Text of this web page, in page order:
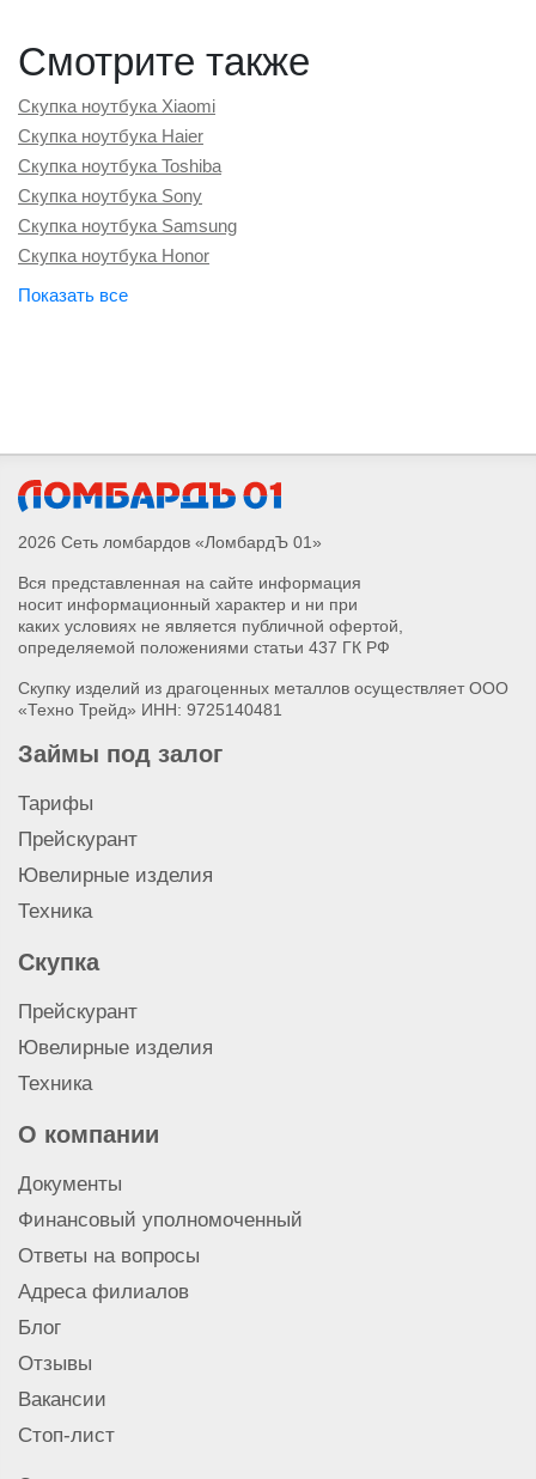
Скупка ноутбука Xiaomi
Скупка ноутбука Haier
Скупка ноутбука Toshiba
Скупка ноутбука Sony
Скупка ноутбука Samsung
Скупка ноутбука Honor
Скупка ноутбука Dell
Скупка ноутбука MSI
Скупка ноутбука Huawei
2026 Сеть ломбардов «ЛомбардЪ 01»
Вся представленная на сайте информация
носит информационный характер и ни при
каких условиях не является публичной офертой,
определяемой положениями статьи 437 ГК РФ
Скупку изделий из драгоценных металлов осуществляет ООО
«Техно Трейд» ИНН: 9725140481
Займы под залог
Тарифы
Прейскурант
Ювелирные изделия
Техника
Скупка
Прейскурант
Ювелирные изделия
Техника
О компании
Документы
Финансовый уполномоченный
Ответы на вопросы
Адреса филиалов
Блог
Отзывы
Вакансии
Стоп-лист
Задать вопрос